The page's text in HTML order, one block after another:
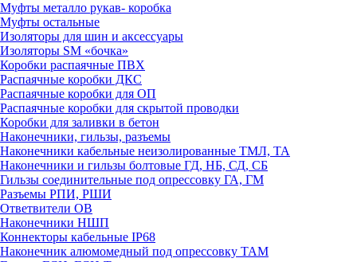
Муфты металло рукав- коробка
Муфты остальные
Изоляторы для шин и аксессуары
Изоляторы SM «бочка»
Коробки распаячные ПВХ
Распаячные коробки ДКС
Распаячные коробки для ОП
Распаячные коробки для скрытой проводки
Коробки для заливки в бетон
Наконечники, гильзы, разъемы
Наконечники кабельные неизолированные ТМЛ, ТА
Наконечники и гильзы болтовые ГД, НБ, СД, СБ
Гильзы соединительные под опрессовку ГА, ГМ
Разъемы РПИ, РШИ
Ответвители ОВ
Наконечники НШП
Коннекторы кабельные IP68
Наконечник алюмомедный под опрессовку ТАМ